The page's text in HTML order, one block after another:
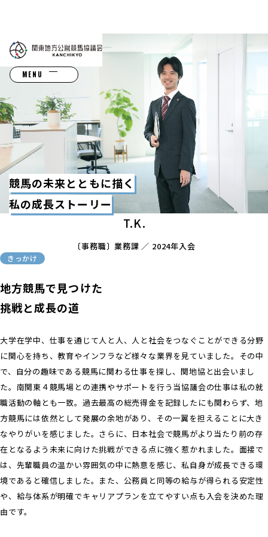
MENU
Interview
職員を知る
競馬の未来とともに描く
私の成長ストーリー
T.K.
〔事務職〕業務課 ／ 2024年入会
きっかけ
地方競馬で見つけた
挑戦と成長の道
大学在学中、仕事を通じて人と人、人と社会をつなぐことができる分野
に関心を持ち、教育やインフラなど様々な業界を見ていました。その中
で、自分の趣味である競馬に関わる仕事を探し、関地協と出会いまし
た。南関東４競馬場との連携やサポートを行う当協議会の仕事は私の就
職活動の軸とも一致。過去最高の総売得金を記録したにも関わらず、地
方競馬には依然として発展の余地があり、その一翼を担えることに大き
なやりがいを感じました。さらに、日本社会で競馬がより当たり前の存
在となるよう未来に向けた挑戦ができる点に強く惹かれました。面接で
は、先輩職員の温かい雰囲気の中に熱意を感じ、私自身が成長できる環
境であると確信しました。また、公務員と同等の給与が得られる安定性
や、給与体系が明確でキャリアプランを立てやすい点も入会を決めた理
由です。